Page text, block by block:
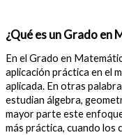
¿Qué es un Grado en
En el Grado en
aplicación práctica en el
aplicada. En otras
estudian álgebra,
mayor parte este
más práctica, cuando los